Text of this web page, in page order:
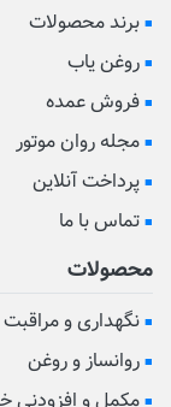
برند محصولات
روغن یاب
فروش عمده
مجله روان موتور
پرداخت آنلاین
تماس با ما
محصولات
نگهداری و مراقبت
روانساز و روغن